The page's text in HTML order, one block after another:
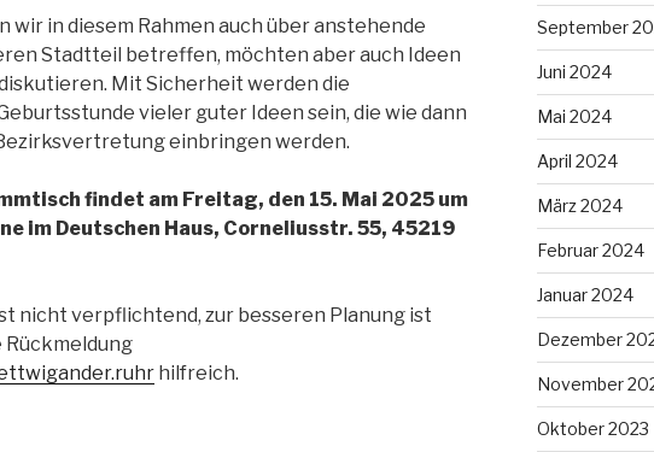
wir in diesem Rahmen auch über anstehende
Stadtteil betreffen, möchten aber auch Ideen
Mit Sicherheit werden die
vieler guter Ideen sein, die wie dann
einbringen werden.
findet am Freitag, den 15. Mai 2025 um
im Deutschen Haus, Corneliusstr. 55, 45219
nicht verpflichtend, zur besseren Planung ist
Rückmeldung
hilfreich.
September
Juni 2024
Mai 2024
April 2024
März 2024
Februar 2024
Januar 2024
Dezember
November
Oktober 2023